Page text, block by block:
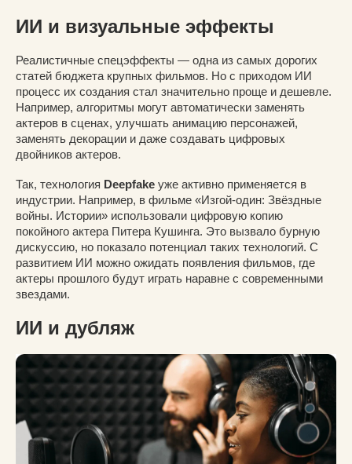
ИИ и визуальные эффекты
Реалистичные спецэффекты — одна из самых дорогих
статей бюджета крупных фильмов. Но с приходом ИИ
процесс их создания стал значительно проще и дешевле.
Например, алгоритмы могут автоматически заменять
актеров в сценах, улучшать анимацию персонажей,
заменять декорации и даже создавать цифровых
двойников актеров.
Так, технология Deepfake уже активно применяется в
индустрии. Например, в фильме «Изгой-один: Звёздные
войны. Истории» использовали цифровую копию
покойного актера Питера Кушинга. Это вызвало бурную
дискуссию, но показало потенциал таких технологий. С
развитием ИИ можно ожидать появления фильмов, где
актеры прошлого будут играть наравне с современными
звездами.
ИИ и дубляж